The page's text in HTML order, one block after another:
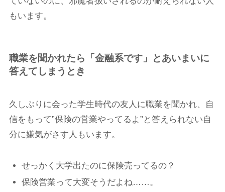
もいます。
職業を聞かれたら「金融系です」とあいまいに
答えてしまうとき
久しぶりに会った学生時代の友人に職業を聞かれ、自
信をもって”保険の営業やってるよ”と答えられない自
分に嫌気がさす人もいます。
せっかく大学出たのに保険売ってるの？
保険営業って大変そうだよね……。